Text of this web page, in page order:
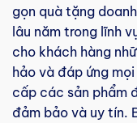
gọn quà tặng
lâu năm trong lĩnh
cho khách hàng
hảo và đáp ứng
cấp các sản phẩm
đảm bảo và uy tín.